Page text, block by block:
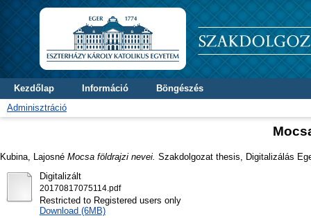
Kezdőlap Információ
Böngészés
Adminisztráció
Kubina, Lajosné Mocsa földrajzi nevei. Szakdolgozat thesis, Digitalizálás
Digitalizált
20170817075114.pdf
Restricted to Registered users only
Download (6MB)